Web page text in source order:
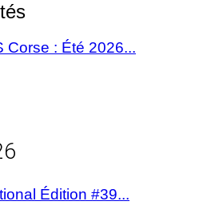
Corse : Été 2026...
Édition #39...